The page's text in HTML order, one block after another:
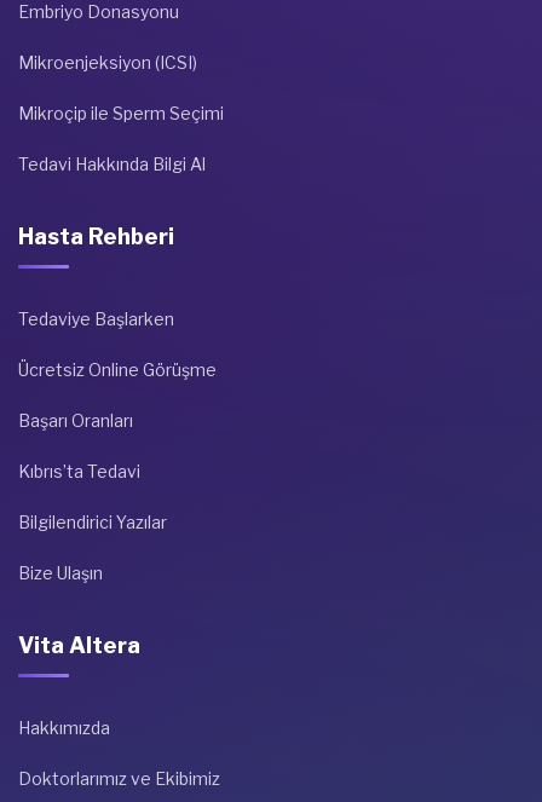
Embriyo Donasyonu
Mikroenjeksiyon (ICSI)
Mikroçip ile Sperm Seçimi
Tedavi Hakkında Bilgi Al
Hasta Rehberi
Tedaviye Başlarken
Ücretsiz Online Görüşme
Başarı Oranları
Kıbrıs’ta Tedavi
Bilgilendirici Yazılar
Bize Ulaşın
Vita Altera
Hakkımızda
Doktorlarımız ve Ekibimiz